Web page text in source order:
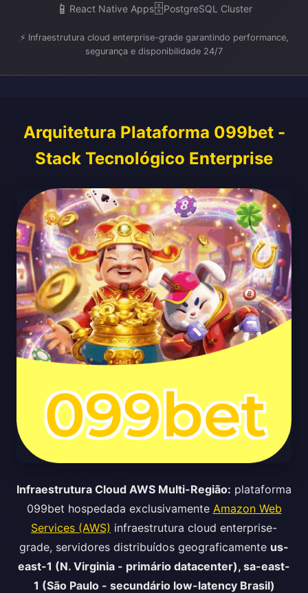
📱 React Native Apps🗄️PostgreSQL Cluster
⚡ Infraestrutura cloud enterprise-grade garantindo performance,
segurança e disponibilidade 24/7
Arquitetura Plataforma 099bet -
Stack Tecnológico Enterprise
Infraestrutura Cloud AWS Multi-Região: plataforma
099bet hospedada exclusivamente Amazon Web
Services (AWS) infraestrutura cloud enterprise-
grade, servidores distribuídos geograficamente us-
east-1 (N. Virginia - primário datacenter), sa-east-
1 (São Paulo - secundário low-latency Brasil)